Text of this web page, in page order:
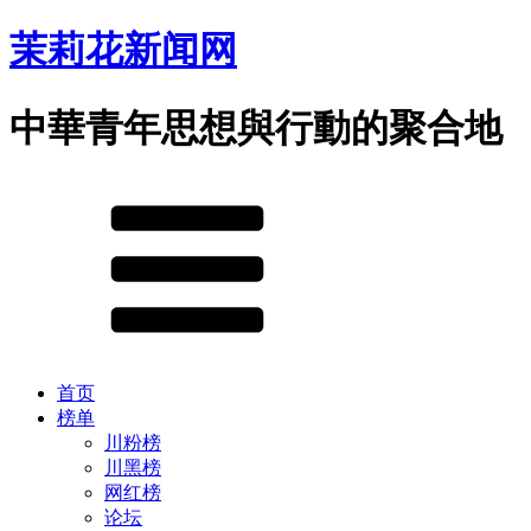
茉莉花新闻网
中華青年思想與行動的聚合地
首页
榜单
川粉榜
川黑榜
网红榜
论坛